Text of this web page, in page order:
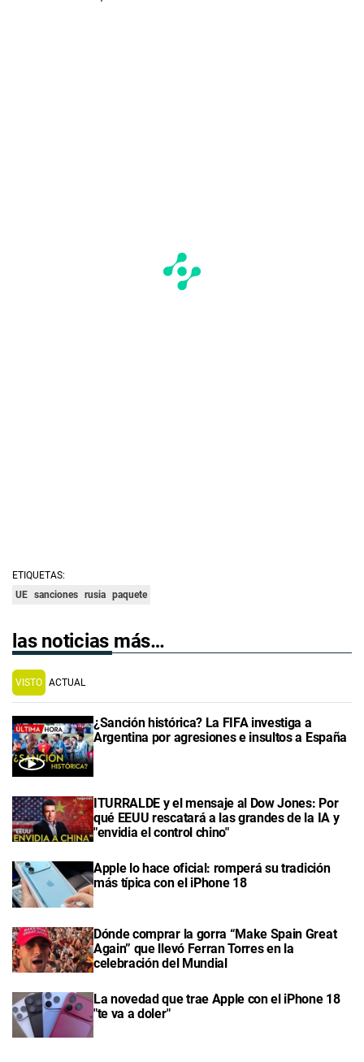
ETIQUETAS:
UE sanciones rusia paquete
las noticias más…
VISTO ACTUAL
¿Sanción histórica? La FIFA investiga a
Argentina por agresiones e insultos a España
ITURRALDE y el mensaje al Dow Jones: Por
qué EEUU rescatará a las grandes de la IA y
"envidia el control chino"
Apple lo hace oficial: romperá su tradición
más típica con el iPhone 18
Dónde comprar la gorra “Make Spain Great
Again” que llevó Ferran Torres en la
celebración del Mundial
La novedad que trae Apple con el iPhone 18
"te va a doler"